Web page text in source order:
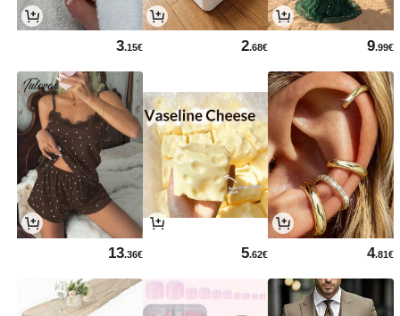
9.99€
2.68€
3.15€
4.81€
5.62€
13.36€